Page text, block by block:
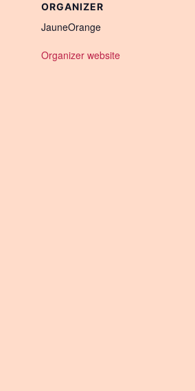
ORGANIZER
JauneOrange
Organizer website